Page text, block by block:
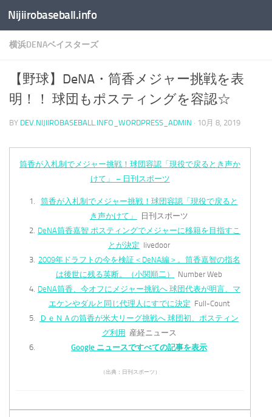
コンテンツへスキップ
Nijiirobaseball.info
横浜DENAベイスターズ
【野球】DeNA・筒香メジャー挑戦を表
明！！ 球団もポスティングを容認☆
BY DEV.NIJIIROBASEBALL.INFO_WORDPRESS_ADMIN · 10月 8, 2019
筒香が入札制でメジャー挑戦！球団容認「現役で戻るとき声か
けて」 – 日刊スポーツ
筒香が入札制でメジャー挑戦！球団容認「現役で戻ると
き声かけて」
日刊スポーツ
DeNA筒香嘉智 ポスティングでメジャーに移籍を目指すこ
とが決定 livedoor
2009年ドラフトの今を検証＜DeNA編＞。筒香嘉智の指名
は後世に残る英断。（小関順二）
Number Web
DeNA筒香、今オフにメジャー挑戦へ 球団代表が明言、マ
エケンやダルと同じ代理人にすでに決定 Full-Count
ＤｅＮＡの筒香が米大リーグ挑戦へ 球団初、ポスティン
グ利用 産経ニュース
Google ニュースですべての記事を表示
（出典：日刊スポーツ）